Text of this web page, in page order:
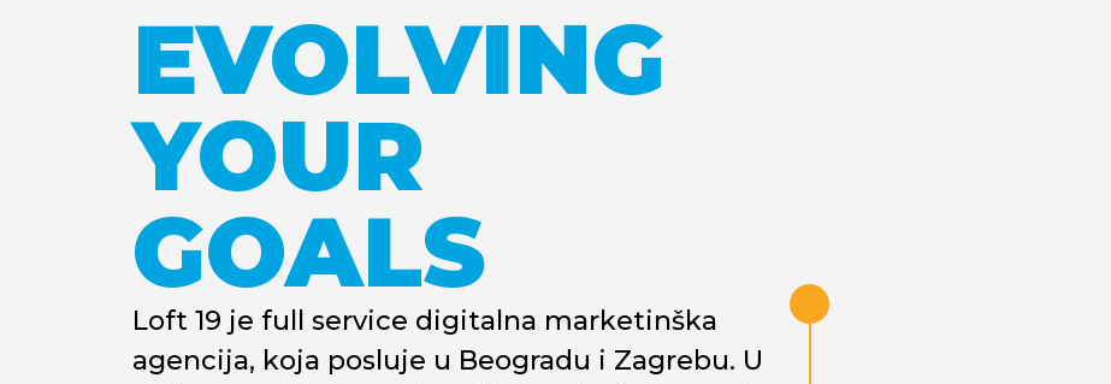
EVOLVING
YOUR
GOALS
Loft 19 je full service digitalna marketinška
agencija, koja posluje u Beogradu i Zagrebu. U